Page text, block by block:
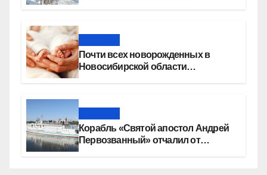
Почти всех новорожденных в
Новосибирской области
Корабль «Святой апостол Андрей
Первозванный» отчалил от